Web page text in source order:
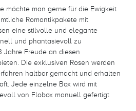
möchte man gerne für die Ewigkeit
Romantikpakete mit
eine stilvolle und elegante
und phantasievoll zu
Jahre Freude an diesen
Die exklusiven Rosen werden
haltbar gemacht und erhalten
Jede einzelne Box wird mit
von Flobox manuell gefertigt